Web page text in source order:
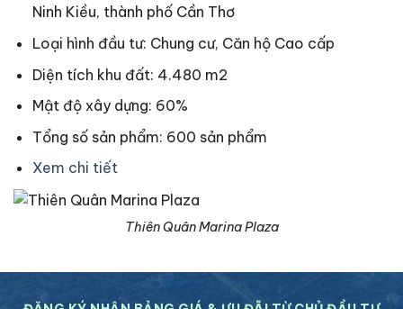
Ninh Kiều, thành phố Cần Thơ
Loại hình đầu tư: Chung cư, Căn hộ Cao cấp
Diện tích khu đất: 4.480 m2
Mật độ xây dựng: 60%
Tổng số sản phẩm: 600 sản phẩm
Xem chi tiết
Thiên Quân Marina Plaza